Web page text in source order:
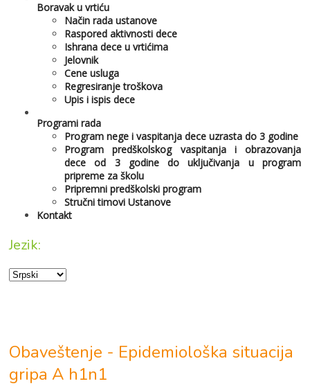
Boravak u vrtiću
Način rada ustanove
Raspored aktivnosti dece
Ishrana dece u vrtićima
Jelovnik
Cene usluga
Regresiranje troškova
Upis i ispis dece
Programi rada
Program nege i vaspitanja dece uzrasta do 3 godine
Program predškolskog vaspitanja i obrazovanja
dece od 3 godine do uključivanja u program
pripreme za školu
Pripremni predškolski program
Stručni timovi Ustanove
Kontakt
Jezik:
Obaveštenje - Epidemiološka situacija
gripa A h1n1